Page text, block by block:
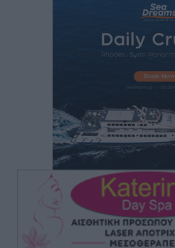
Δυνάμεις στη νήσο Ρω
34.000 αναχωρούν σήμερα
Ειδήσεις• πριν 6 ώρες
Μόνιμες θέσεις στους
προϋποθέσεις, η 24μηνη
για τους δήμους
Τοπικές Ειδήσεις• πριν 7 ώρες